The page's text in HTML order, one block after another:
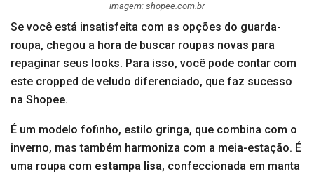
imagem: shopee.com.br
Se você está insatisfeita com as opções do guarda-
roupa, chegou a hora de buscar roupas novas para
repaginar seus looks. Para isso, você pode contar com
este cropped de veludo diferenciado, que faz sucesso
na Shopee.
É um modelo fofinho, estilo gringa, que combina com o
inverno, mas também harmoniza com a meia-estação. É
uma roupa com estampa lisa, confeccionada em manta